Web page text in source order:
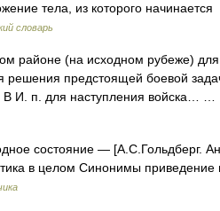
тела, из которого начинается
словарь
районе (на исходном рубеже) для
решения предстоящей боевой
В И. п. для наступления войска… …
состояние — [А.С.Гольдберг.
в целом Синонимы приведение